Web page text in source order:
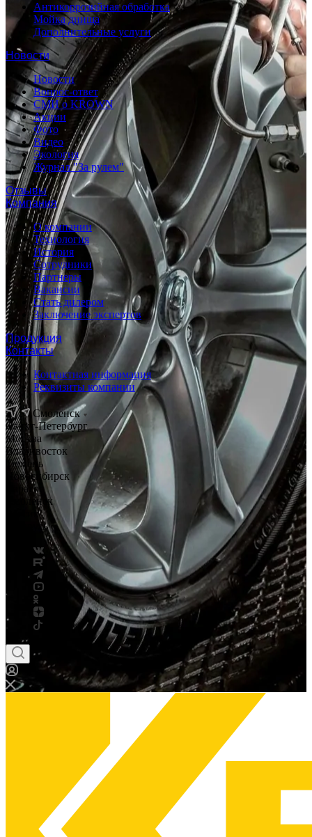
Антикоррозийная обработка
Мойка днища
Дополнительные услуги
Новости
Новости
Вопрос-ответ
СМИ о KROWN
Акции
Фото
Видео
Экология
Журнал "За рулем"
Отзывы
Компания
О компании
Технология
История
Сотрудники
Партнеры
Вакансии
Стать дилером
Заключение экспертов
Продукция
Контакты
Контактная информация
Реквизиты компании
Смоленск
Санкт-Петербург
Москва
Владивосток
Тюмень
Новосибирск
Саратов
Смоленск
Россия
Беларусь